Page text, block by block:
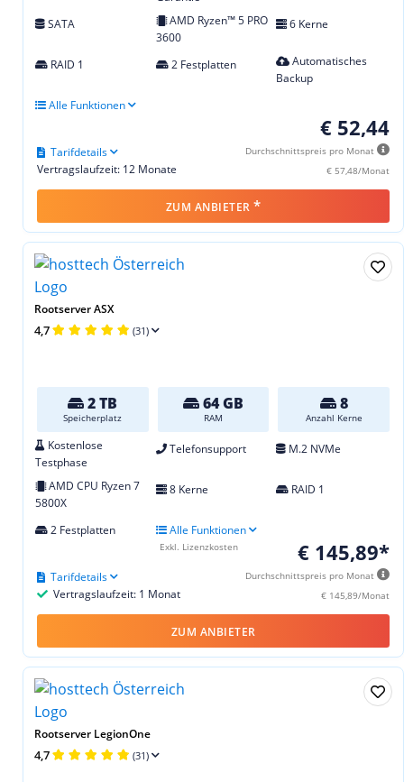
SATA
AMD Ryzen™ 5 PRO
3600
6 Kerne
RAID 1 2 Festplatten
Automatisches
Backup
Alle Funktionen
€ 52,44
Durchschnittspreis pro Monat
€ 57,48/Monat
Vertragslaufzeit: 12 Monate
Tarifdetails
ZUM ANBIETER *
Rootserver ASX
4,7 (31)
2 TB
Speicherplatz
64 GB
RAM
8
Anzahl Kerne
Kostenlose
Testphase
Telefonsupport M.2 NVMe
AMD CPU Ryzen 7
5800X
8 Kerne RAID 1
2 Festplatten Alle Funktionen
€ 145,89*
Durchschnittspreis pro Monat
€ 145,89/Monat
Vertragslaufzeit: 1 Monat
Tarifdetails
Exkl. Lizenzkosten
ZUM ANBIETER
Rootserver LegionOne
4,7 (31)